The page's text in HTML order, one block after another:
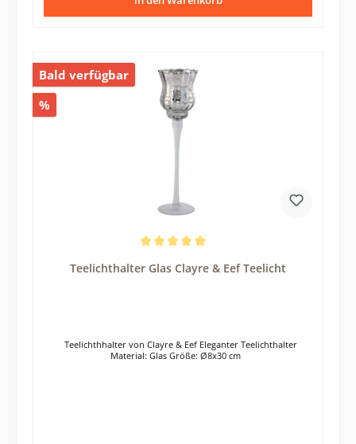
Bald verfügbar
%
Teelichthalter Glas Clayre & Eef Teelicht
Teelichthhalter von Clayre & Eef Eleganter Teelichthalter